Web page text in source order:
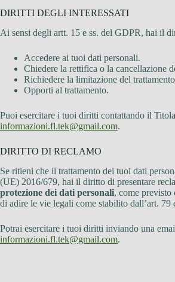
DIRITTI DEGLI INTERESSATI
Ai sensi degli artt. 15 e ss. del GDPR, hai il
Accedere ai tuoi dati personali.
Chiedere la rettifica o la cancellazione
Richiedere la limitazione del
Opporti al trattamento.
Puoi esercitare i tuoi diritti contattando il
informazioni.fl.tek@gmail.com.
DIRITTO DI RECLAMO
Se ritieni che il trattamento dei tuoi dati
(UE) 2016/679, hai il diritto di presentare
protezione dei dati personali, come
di adire le vie legali come stabilito dall’art. 79
Potrai esercitare i tuoi diritti inviando una
informazioni.fl.tek@gmail.com.